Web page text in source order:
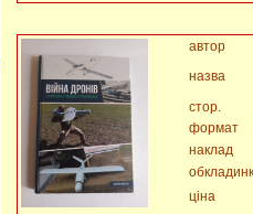
автор
назва
стор.
формат
наклад
ціна